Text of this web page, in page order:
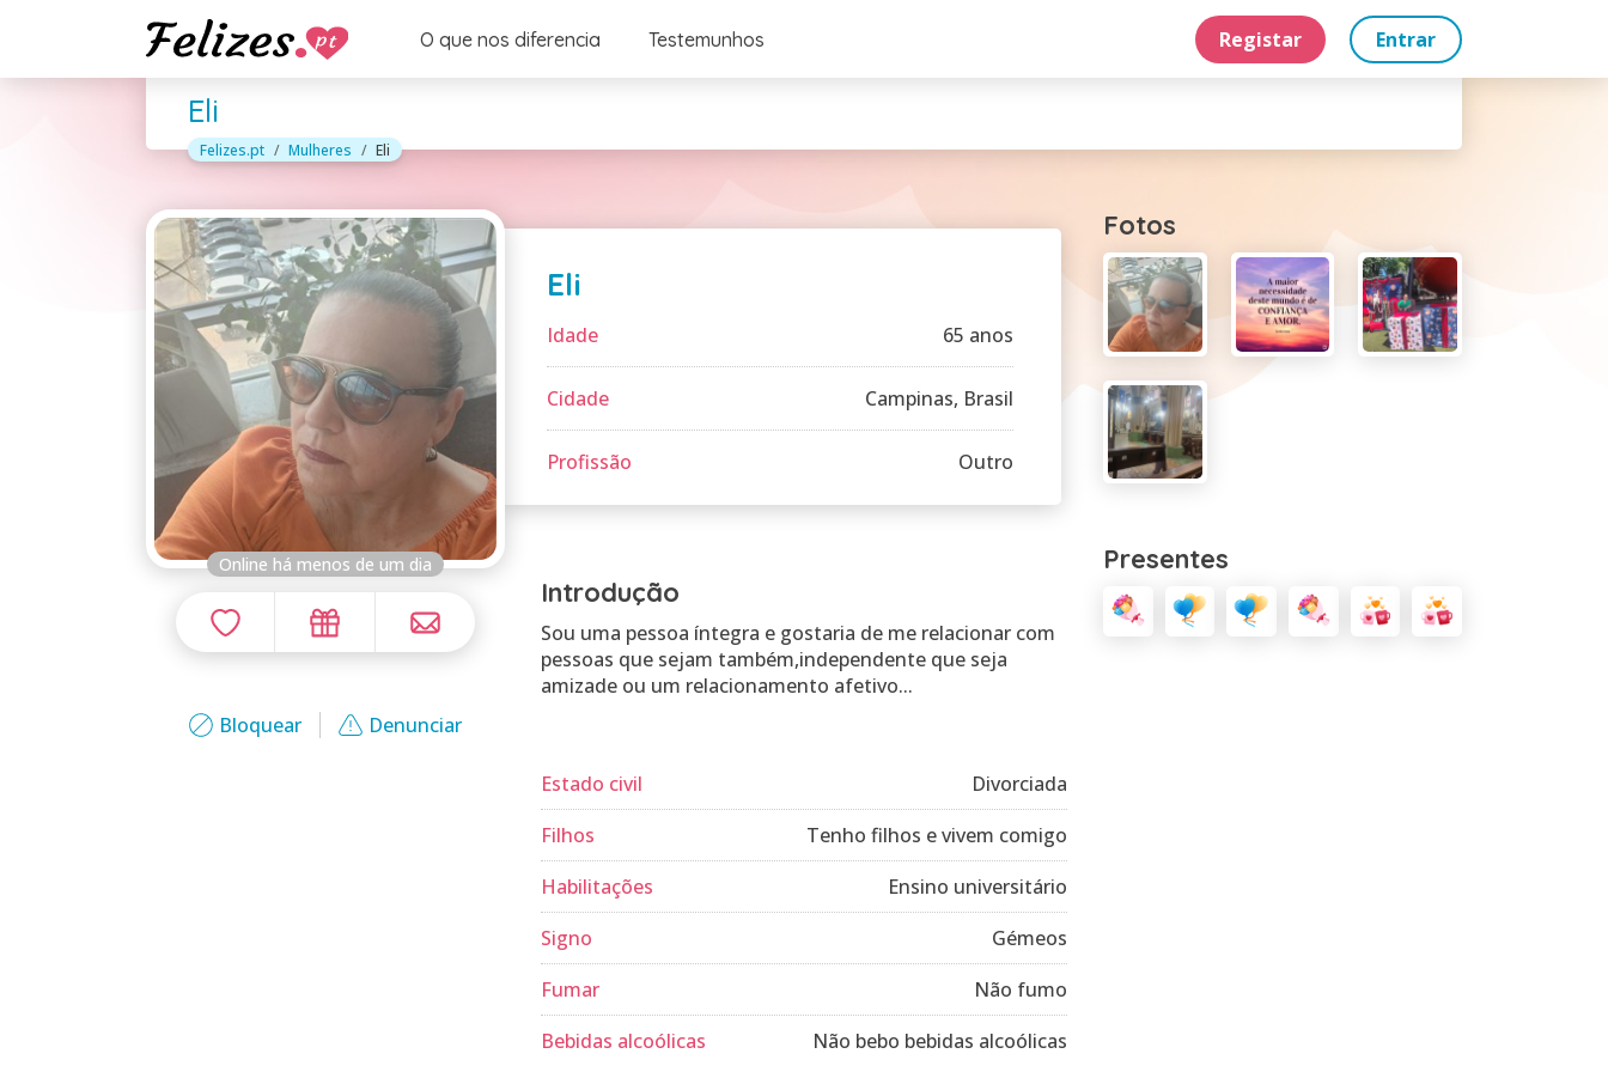
O que nos diferencia Testemunhos Registar Entrar
Eli
Felizes.pt Mulheres Eli
Online há menos de um dia
Bloquear Denunciar
Eli
Idade 65 anos
Cidade Campinas, Brasil
Profissão Outro
Introdução
Sou uma pessoa íntegra e gostaria de me relacionar com
pessoas que sejam também,independente que seja
amizade ou um relacionamento afetivo...
Estado civil
Divorciada
Filhos
Tenho filhos e vivem comigo
Habilitações
Ensino universitário
Signo
Gémeos
Fumar
Não fumo
Bebidas alcoólicas
Não bebo bebidas alcoólicas
Fotos
Presentes